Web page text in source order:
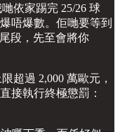
依家踢完 25/26 球
唔爆數。佢哋要等到
段，先至會將你
超過 2,000 萬歐元，
接執行終極懲罰：